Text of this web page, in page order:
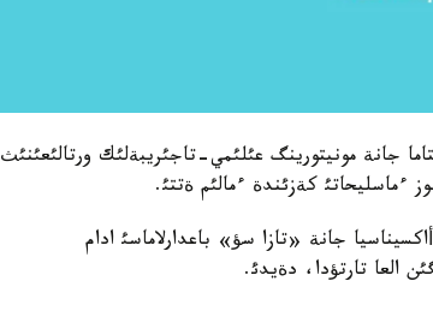
جانة مونيتورينگ عئلئمي-تاجئريبةلئك ورتالئعئنئث
ءماسليحاتئ كةزئندة ءمالئم ةتتئ.
جانة «تازا سؤ» باعدارلاماسئ ادام
العا تارتؤدا، دةيدئ.